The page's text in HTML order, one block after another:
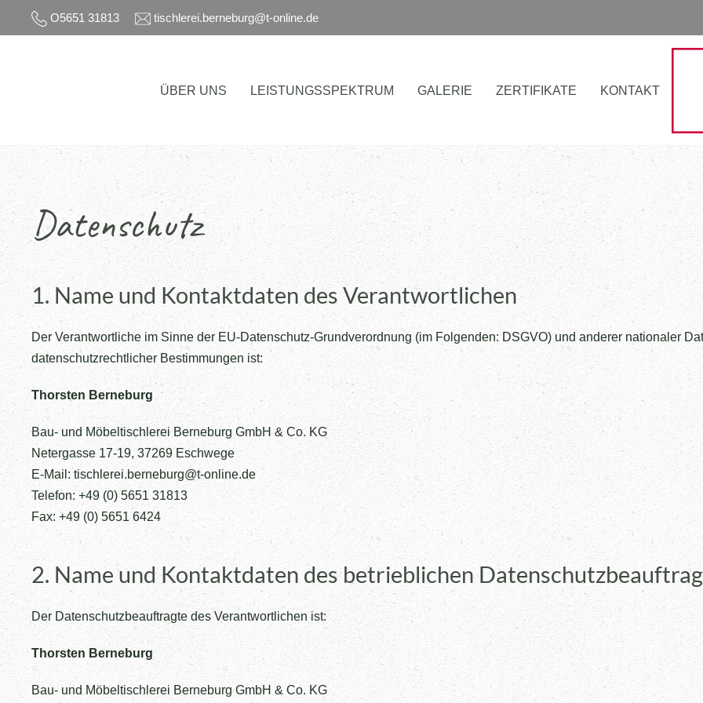
Skip to main content
O5651 31813 tischlerei.berneburg@t-online.de
ÜBER UNS LEISTUNGSSPEKTRUM GALERIE ZERTIFIKATE KONTAKT
Datenschutz
1. Name und Kontaktdaten des Verantwortlichen
Der Verantwortliche im Sinne der EU-Datenschutz-Grundverordnung (im Folgenden: DSGVO) und anderer nationaler
datenschutzrechtlicher Bestimmungen ist:
Thorsten Berneburg
Bau- und Möbeltischlerei Berneburg GmbH & Co. KG
Netergasse 17-19, 37269 Eschwege
E-Mail: tischlerei.berneburg@t-online.de
Telefon: +49 (0) 5651 31813
Fax: +49 (0) 5651 6424
2. Name und Kontaktdaten des betrieblichen
Der Datenschutzbeauftragte des Verantwortlichen ist:
Thorsten Berneburg
Bau- und Möbeltischlerei Berneburg GmbH & Co. KG